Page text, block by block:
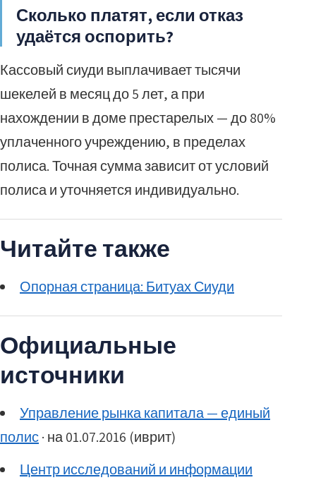
Сколько платят, если отказ
удаётся оспорить?
Кассовый сиуди выплачивает тысячи
шекелей в месяц до 5 лет, а при
нахождении в доме престарелых — до 80%
уплаченного учреждению, в пределах
полиса. Точная сумма зависит от условий
полиса и уточняется индивидуально.
Читайте также
Опорная страница: Битуах Сиуди
Официальные
источники
Управление рынка капитала — единый
полис· на 01.07.2016 (иврит)
Центр исследований и информации